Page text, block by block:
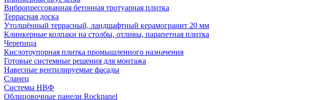
Вибропрессованная бетонная тротуарная плитка
Террасная доска
Утолщённый террасный, ландшафтный керамогранит 20 мм
Клинкерные колпаки на столбы, отливы, парапетная плитка
Черепица
Кислотоупорная плитка промышленного назначения
Готовые системные решения для монтажа
Навесные вентилируемые фасады
Сланец
Системы НВФ
Облицовочные панели Rockpanel